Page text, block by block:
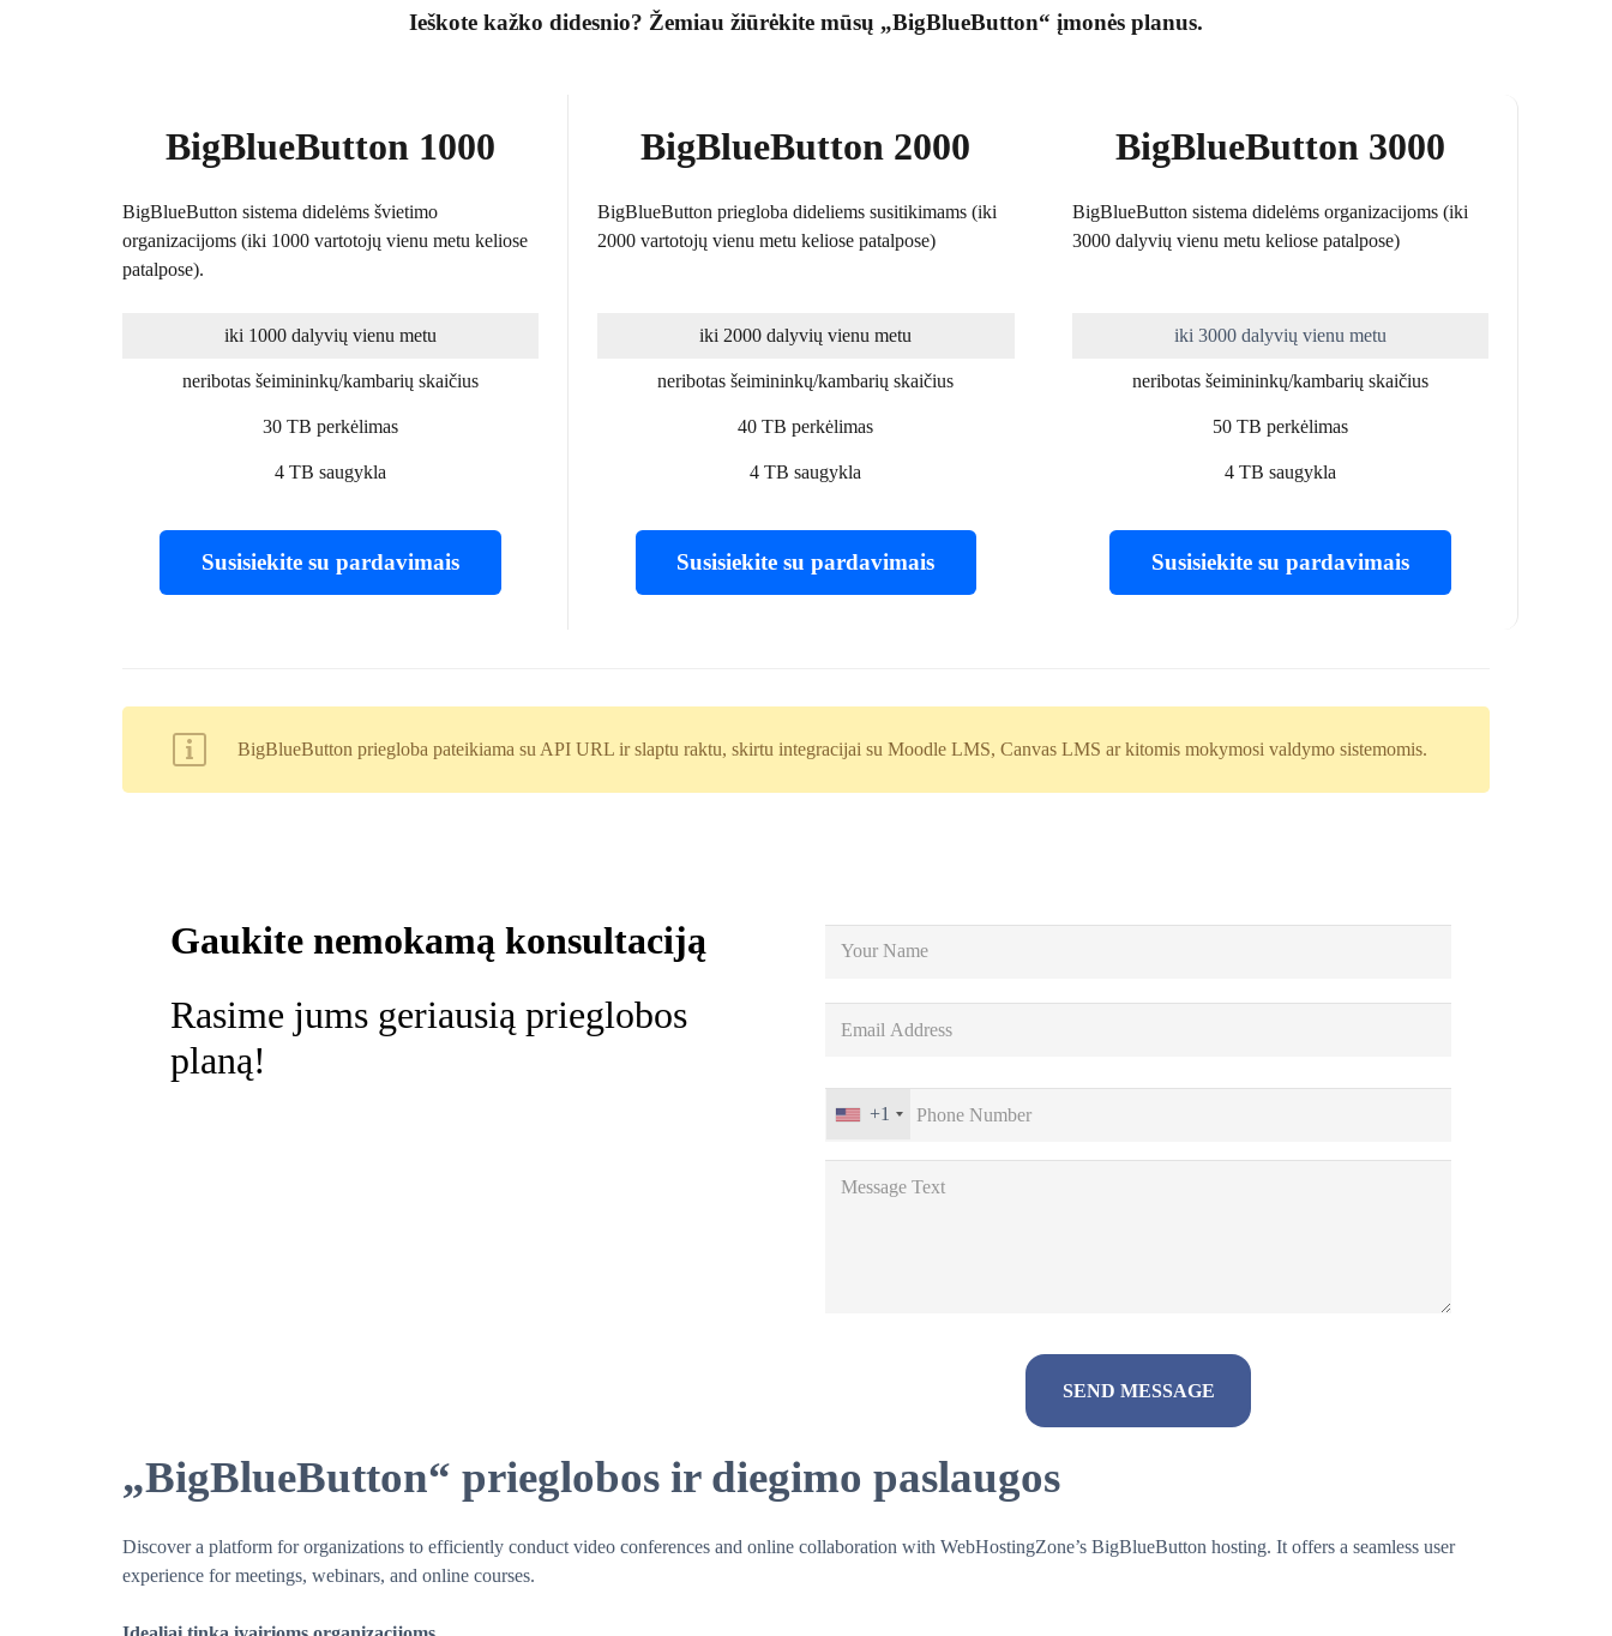
Ieškote kažko didesnio? Žemiau žiūrėkite mūsų „BigBlueButton“ įmonės planus.
BigBlueButton 1000
BigBlueButton sistema didelėms švietimo
organizacijoms (iki 1000 vartotojų vienu metu keliose
patalpose).
iki 1000 dalyvių vienu metu
neribotas šeimininkų/kambarių skaičius
30 TB perkėlimas
4 TB saugykla
Susisiekite su pardavimais
BigBlueButton 2000
BigBlueButton priegloba dideliems susitikimams (iki
2000 vartotojų vienu metu keliose patalpose)
iki 2000 dalyvių vienu metu
neribotas šeimininkų/kambarių skaičius
40 TB perkėlimas
4 TB saugykla
Susisiekite su pardavimais
BigBlueButton 3000
BigBlueButton sistema didelėms organizacijoms (iki
3000 dalyvių vienu metu keliose patalpose)
iki 3000 dalyvių vienu metu
neribotas šeimininkų/kambarių skaičius
50 TB perkėlimas
4 TB saugykla
Susisiekite su pardavimais
BigBlueButton priegloba pateikiama su API URL ir slaptu raktu, skirtu integracijai su Moodle LMS, Canvas LMS ar kitomis mokymosi valdymo sistemomis.
Gaukite nemokamą konsultaciją
Rasime jums geriausią prieglobos
planą!
+1
„BigBlueButton“ prieglobos ir diegimo paslaugos
Discover a platform for organizations to efficiently conduct video conferences and online collaboration with WebHostingZone’s BigBlueButton hosting. It offers a seamless user
experience for meetings, webinars, and online courses.